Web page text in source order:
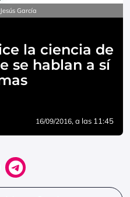
García
la ciencia de
se hablan a sí
16/09/2016, a las 11:45